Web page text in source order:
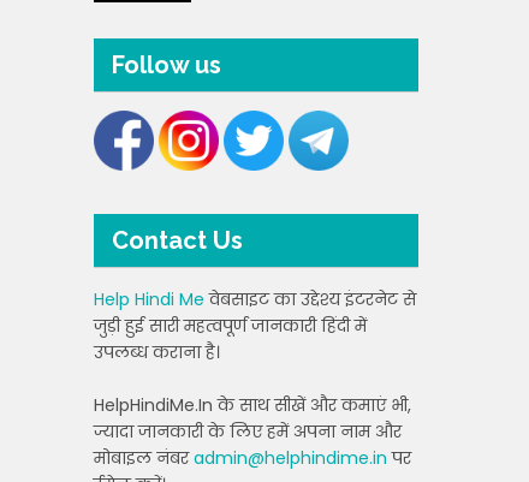
Follow us
Contact Us
Help Hindi Me वेबसाइट का उद्देश्य इंटरनेट से
जुड़ी हुई सारी महत्वपूर्ण जानकारी हिंदी में
उपलब्ध कराना है।
HelpHindiMe.In के साथ सीखें और कमाएं भी,
ज्यादा जानकारी के लिए हमें अपना नाम और
मोबाइल नंबरadmin@helphindime.in पर